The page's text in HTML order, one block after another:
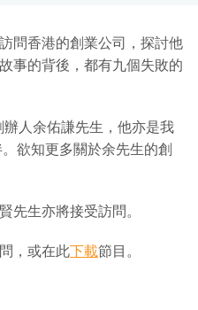
問香港的創業公司，探討他
事的背後，都有九個失敗的
辦人余佑謙先生，他亦是我
欲知更多關於余先生的創
先生亦將接受訪問。
，或在此下載節目。